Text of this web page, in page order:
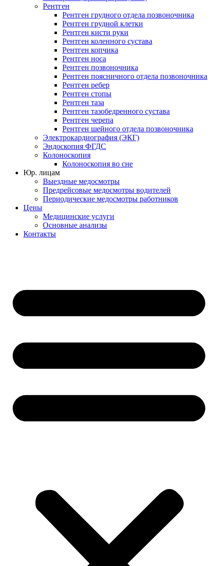
Рентген
Рентген грудного отдела позвоночника
Рентген грудной клетки
Рентген кисти руки
Рентген коленного сустава
Рентген копчика
Рентген носа
Рентген позвоночника
Рентген поясничного отдела позвоночника
Рентген ребер
Рентген стопы
Рентген таза
Рентген тазобедренного сустава
Рентген черепа
Рентген шейного отдела позвоночника
Электрокардиография (ЭКГ)
Эндоскопия ФГДС
Колоноскопия
Колоноскопия во сне
Юр. лицам
Выездные медосмотры
Предрейсовые медосмотры водителей
Периодические медосмотры работников
Цены
Медицинские услуги
Основные анализы
Контакты